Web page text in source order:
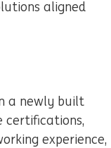
aligned
a newly built
certifications,
experience,